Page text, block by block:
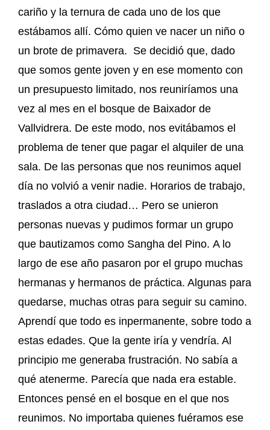
cariño y la ternura de cada uno de los que
estábamos allí. Cómo quien ve nacer un niño o
un brote de primavera. Se decidió que, dado
que somos gente joven y en ese momento con
un presupuesto limitado, nos reuniríamos una
vez al mes en el bosque de Baixador de
Vallvidrera. De este modo, nos evitábamos el
problema de tener que pagar el alquiler de una
sala. De las personas que nos reunimos aquel
día no volvió a venir nadie. Horarios de trabajo,
traslados a otra ciudad… Pero se unieron
personas nuevas y pudimos formar un grupo
que bautizamos como Sangha del Pino. A lo
largo de ese año pasaron por el grupo muchas
hermanas y hermanos de práctica. Algunas para
quedarse, muchas otras para seguir su camino.
Aprendí que todo es inpermanente, sobre todo a
estas edades. Que la gente iría y vendría. Al
principio me generaba frustración. No sabía a
qué atenerme. Parecía que nada era estable.
Entonces pensé en el bosque en el que nos
reunimos. No importaba quienes fuéramos ese